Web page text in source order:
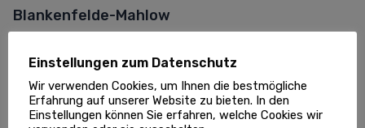
Blankenfelde-Mahlow
verschrotten vollständig und auch teil- oder
ausgeschlachtet. Der TÜV ist für den
Entsorgungsfachbetrieb dagegen nicht wichtig. Es ist nur
Einstellungen zum Datenschutz
Wir verwenden Cookies, um Ihnen die bestmögliche
Erfahrung auf unserer Website zu bieten. In den
Einstellungen können Sie erfahren, welche Cookies wir